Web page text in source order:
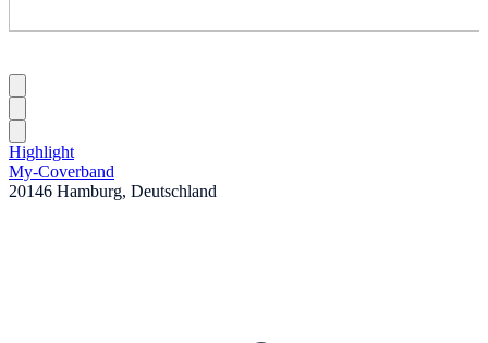
Highlight
My-Coverband
20146 Hamburg, Deutschland